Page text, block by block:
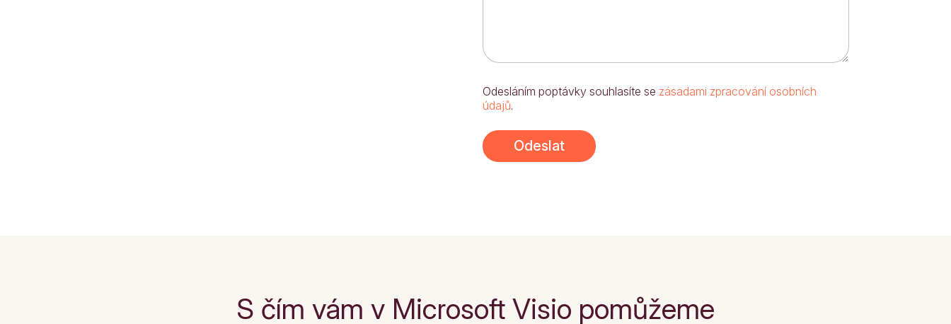
m
é
o
s
v
Odesláním poptávky souhlasíte se zásadami zpracování osobních
údajů.
Odeslat
S čím vám v Microsoft Visio pomůžeme